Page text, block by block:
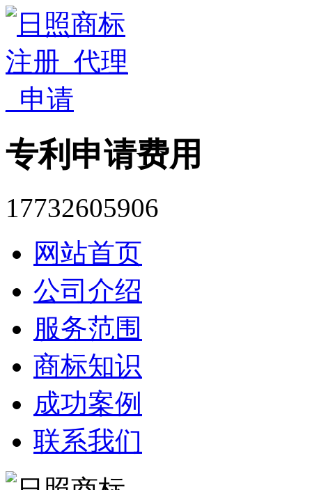
专利申请费用
17732605906
网站首页
公司介绍
服务范围
商标知识
成功案例
联系我们